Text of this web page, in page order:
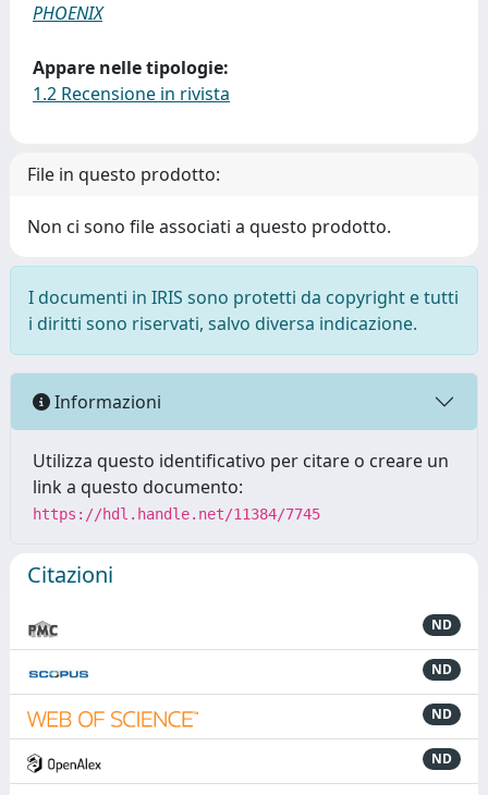
PHOENIX
Appare nelle tipologie:
1.2 Recensione in rivista
File in questo prodotto:
Non ci sono file associati a questo prodotto.
I documenti in IRIS sono protetti da copyright e tutti
i diritti sono riservati, salvo diversa indicazione.
Informazioni
Utilizza questo identificativo per citare o creare un
link a questo documento:
https://hdl.handle.net/11384/7745
Citazioni
ND
ND
ND
ND